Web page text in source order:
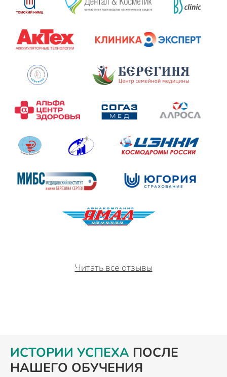
Читать все отзывы
ИСТОРИИ УСПЕХА ПОСЛЕ
НАШЕГО ОБУЧЕНИЯ